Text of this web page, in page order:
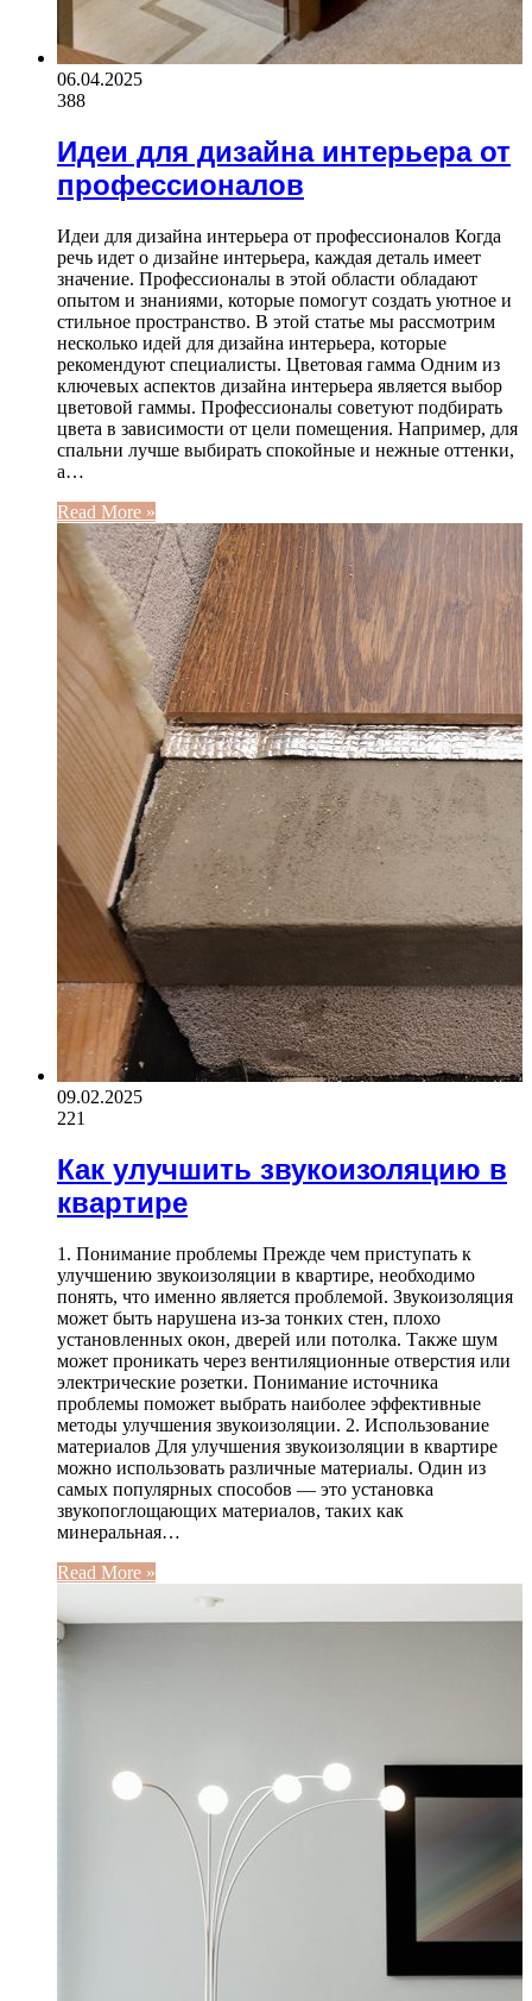
06.04.2025
388
Идеи для дизайна интерьера от
профессионалов
Идеи для дизайна интерьера от профессионалов Когда
речь идет о дизайне интерьера, каждая деталь имеет
значение. Профессионалы в этой области обладают
опытом и знаниями, которые помогут создать уютное и
стильное пространство. В этой статье мы рассмотрим
несколько идей для дизайна интерьера, которые
рекомендуют специалисты. Цветовая гамма Одним из
ключевых аспектов дизайна интерьера является выбор
цветовой гаммы. Профессионалы советуют подбирать
цвета в зависимости от цели помещения. Например, для
спальни лучше выбирать спокойные и нежные оттенки,
а…
Read More »
09.02.2025
221
Как улучшить звукоизоляцию в
квартире
1. Понимание проблемы Прежде чем приступать к
улучшению звукоизоляции в квартире, необходимо
понять, что именно является проблемой. Звукоизоляция
может быть нарушена из-за тонких стен, плохо
установленных окон, дверей или потолка. Также шум
может проникать через вентиляционные отверстия или
электрические розетки. Понимание источника
проблемы поможет выбрать наиболее эффективные
методы улучшения звукоизоляции. 2. Использование
материалов Для улучшения звукоизоляции в квартире
можно использовать различные материалы. Один из
самых популярных способов — это установка
звукопоглощающих материалов, таких как
минеральная…
Read More »